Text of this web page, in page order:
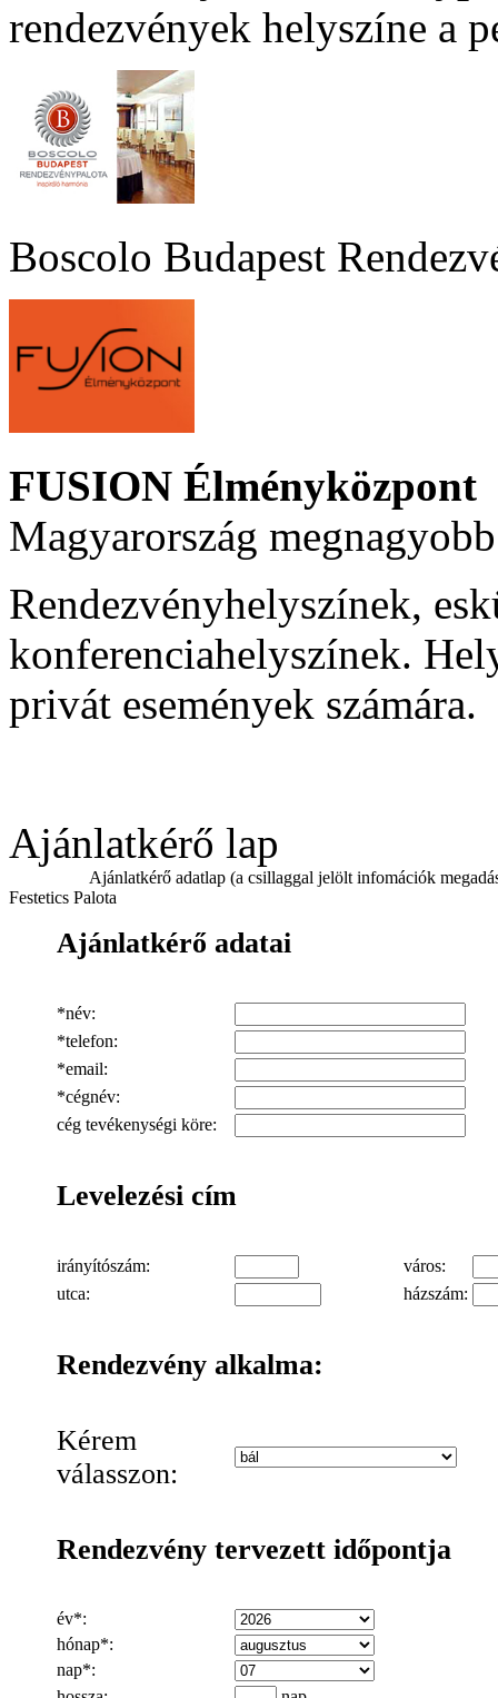
rendezvények helyszíne a
Boscolo Budapest
FUSION Élményközpont
Magyarország
Rendezvényhelyszínek,
konferenciahelyszínek.
privát események számára.
Ajánlatkérő lap
Ajánlatkérő adatlap (a csillaggal jelölt infomációk
Festetics Palota
Ajánlatkérő adatai
*név:
*telefon:
*email:
*cégnév:
cég tevékenységi köre:
Levelezési cím
irányítószám:
város:
utca:
házszám:
Rendezvény alkalma:
Kérem
válasszon:
Rendezvény tervezett időpontja
év*:
hónap*:
nap*: